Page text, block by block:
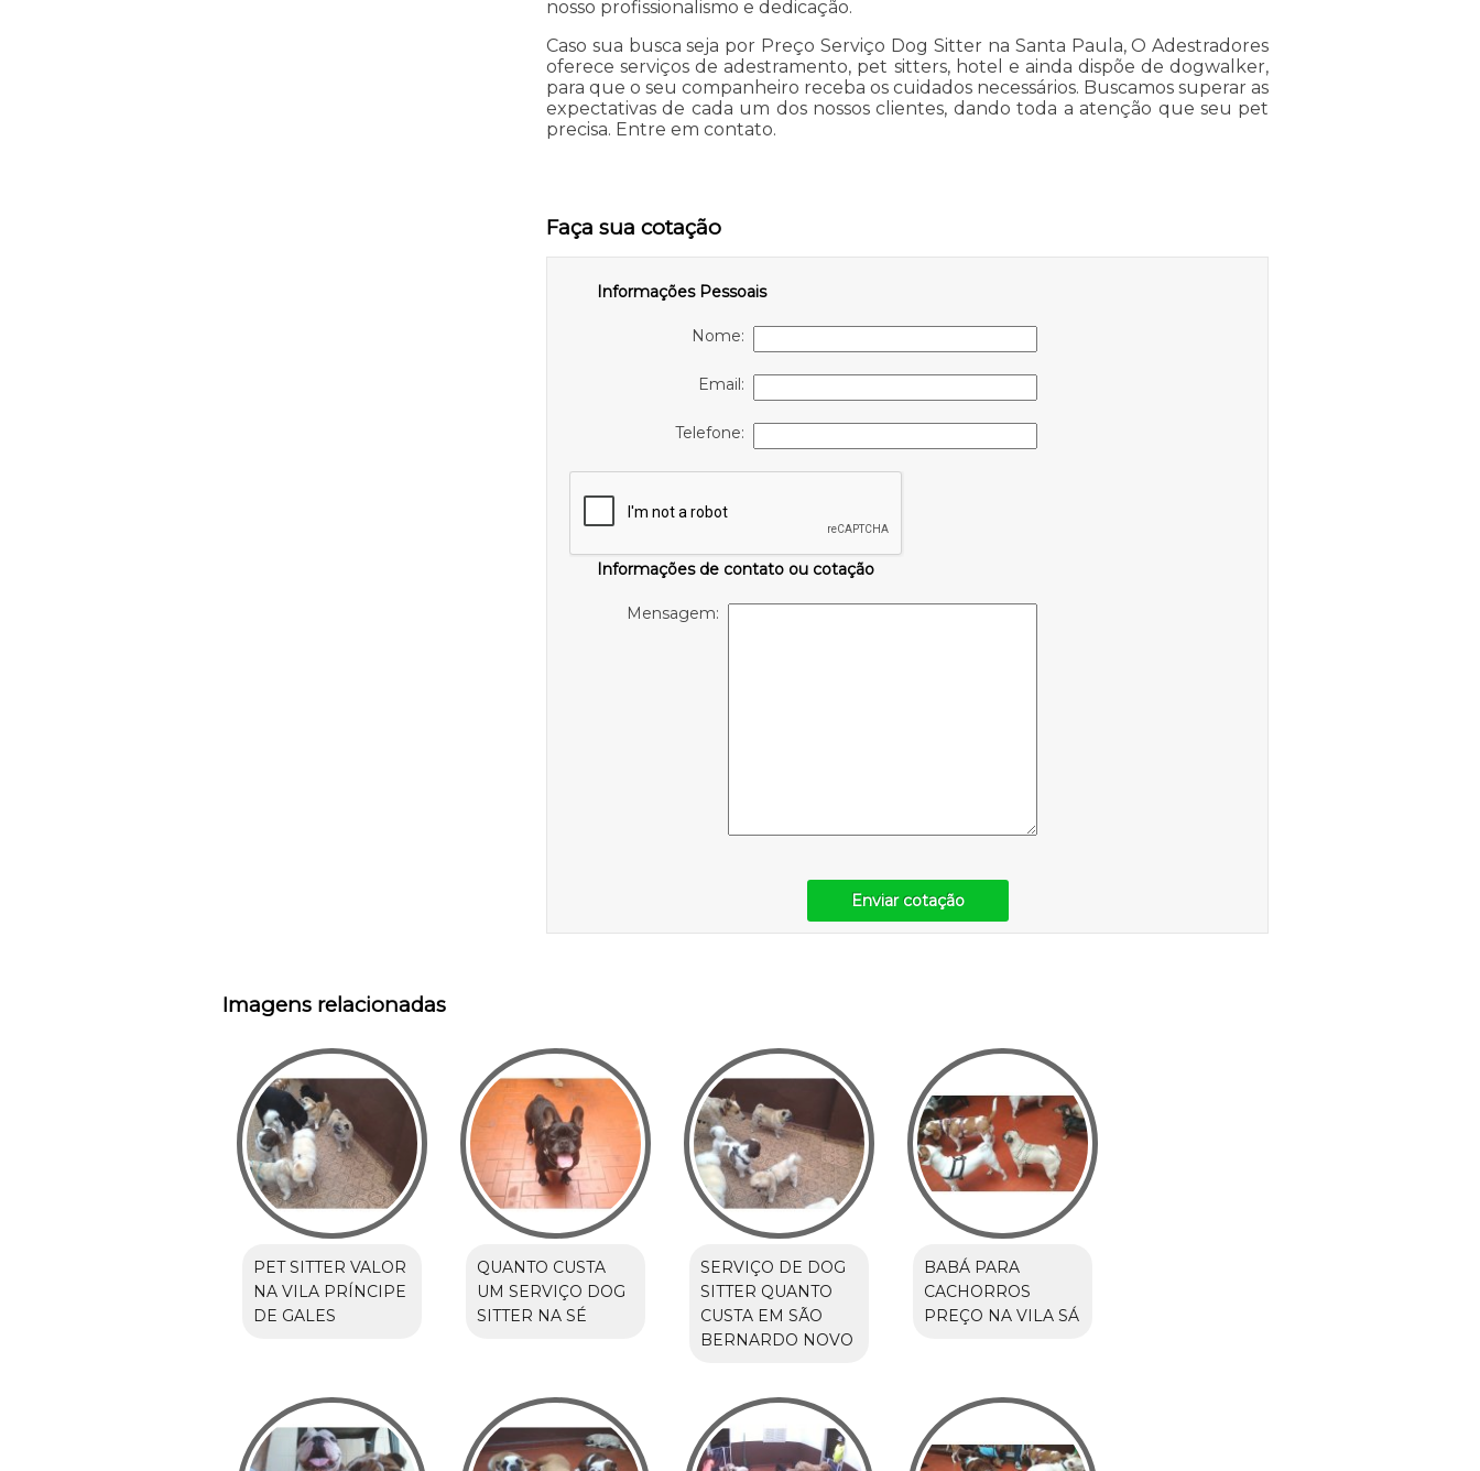
nosso profissionalismo e dedicação.
Caso sua busca seja por Preço Serviço Dog Sitter na Santa Paula, O Adestradores
oferece serviços de adestramento, pet sitters, hotel e ainda dispõe de dogwalker,
para que o seu companheiro receba os cuidados necessários. Buscamos superar as
expectativas de cada um dos nossos clientes, dando toda a atenção que seu pet
precisa. Entre em contato.
Faça sua cotação
Informações Pessoais
Nome:
Email:
Telefone:
Informações de contato ou cotação
Mensagem:
Enviar cotação
Imagens relacionadas
PET SITTER VALOR
NA VILA PRÍNCIPE
DE GALES
QUANTO CUSTA
UM SERVIÇO DOG
SITTER NA SÉ
SERVIÇO DE DOG
SITTER QUANTO
CUSTA EM SÃO
BERNARDO NOVO
BABÁ PARA
CACHORROS
PREÇO NA VILA SÁ